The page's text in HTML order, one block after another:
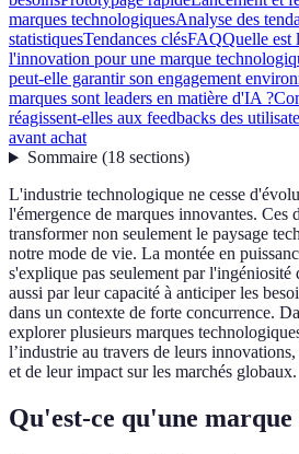
marques technologiquesAnalyse des
statistiquesTendances clésFAQQuelle est
l'innovation pour une marque
peut-elle garantir son engagement
marques sont leaders en matière d'IA ?
réagissent-elles aux feedbacks des
avant achat
Sommaire(18 sections)
L'industrie technologique ne cesse
l'émergence de marques innovantes. Ces
transformer non seulement le paysage
notre mode de vie. La montée en
s'explique pas seulement par l'ingéniosité
aussi par leur capacité à anticiper les
dans un contexte de forte concurrence.
explorer plusieurs marques
l’industrie au travers de leurs
et de leur impact sur les marchés globaux.
Qu'est-ce qu'une